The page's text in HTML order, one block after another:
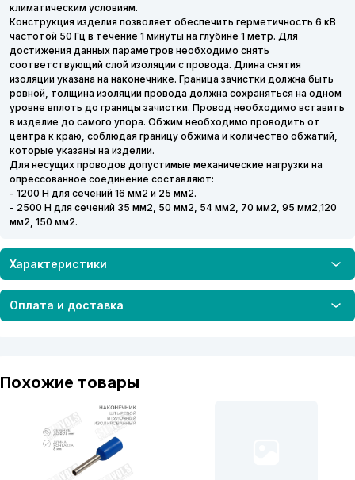
климатическим условиям.
Конструкция изделия позволяет обеспечить герметичность 6 кВ
частотой 50 Гц в течение 1 минуты на глубине 1 метр. Для
достижения данных параметров необходимо снять
соответствующий слой изоляции с провода. Длина снятия
изоляции указана на наконечнике. Граница зачистки должна быть
ровной, толщина изоляции провода должна сохраняться на одном
уровне вплоть до границы зачистки. Провод необходимо вставить
в изделие до самого упора. Обжим необходимо проводить от
центра к краю, соблюдая границу обжима и количество обжатий,
которые указаны на изделии.
Для несущих проводов допустимые механические нагрузки на
опрессованное соединение составляют:
- 1200 Н для сечений 16 мм2 и 25 мм2.
- 2500 Н для сечений 35 мм2, 50 мм2, 54 мм2, 70 мм2, 95 мм2,120
мм2, 150 мм2.
Характеристики
Оплата и доставка
Похожие товары